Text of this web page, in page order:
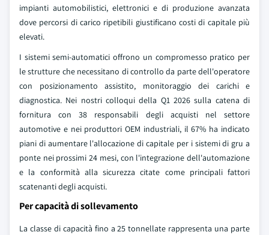
impianti automobilistici, elettronici e di produzione avanzata
dove percorsi di carico ripetibili giustificano costi di capitale più
elevati.
I sistemi semi-automatici offrono un compromesso pratico per
le strutture che necessitano di controllo da parte dell'operatore
con posizionamento assistito, monitoraggio dei carichi e
diagnostica. Nei nostri colloqui della Q1 2026 sulla catena di
fornitura con 38 responsabili degli acquisti nel settore
automotive e nei produttori OEM industriali, il 67% ha indicato
piani di aumentare l'allocazione di capitale per i sistemi di gru a
ponte nei prossimi 24 mesi, con l'integrazione dell'automazione
e la conformità alla sicurezza citate come principali fattori
scatenanti degli acquisti.
Per capacità di sollevamento
La classe di capacità fino a 25 tonnellate rappresenta una parte